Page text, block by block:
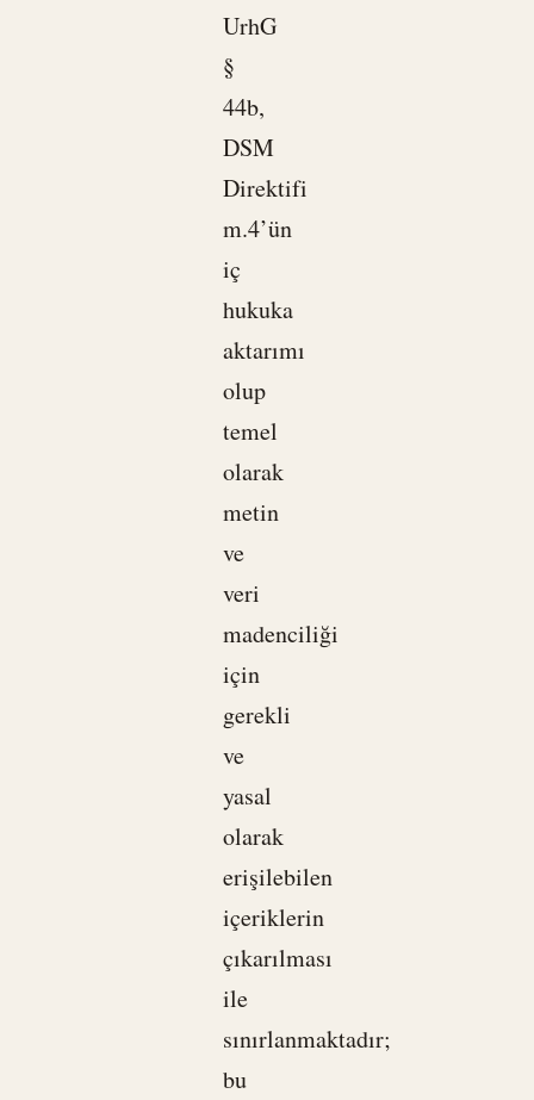
UrhG
§
44b,
DSM
Direktifi
m.4’ün
iç
hukuka
aktarımı
olup
temel
olarak
metin
ve
veri
madenciliği
için
gerekli
ve
yasal
olarak
erişilebilen
içeriklerin
çıkarılması
ile
sınırlanmaktadır;
bu